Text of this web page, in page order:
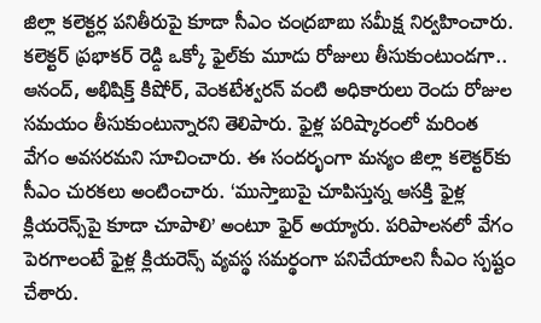
జిల్లా కలెక్టర్ల పనితీరుపై కూడా సీఎం చంద్రబాబు సమీక్ష నిర్వహించారు.
కలెక్టర్ ప్రభాకర్ రెడ్డి ఒక్కో ఫైల్‌కు మూడు రోజులు తీసుకుంటుండగా..
ఆనంద్, అభిషిక్త్ కిషోర్, వెంకటేశ్వరన్ వంటి అధికారులు రెండు రోజుల
సమయం తీసుకుంటున్నారని తెలిపారు. ఫైళ్ల పరిష్కారంలో మరింత
వేగం అవసరమని సూచించారు. ఈ సందర్భంగా మన్యం జిల్లా కలెక్టర్‌కు
సీఎం చురకలు అంటించారు. ‘ముస్తాబుపై చూపిస్తున్న ఆసక్తి ఫైళ్ల
క్లియరెన్స్‌పై కూడా చూపాలి’ అంటూ ఫైర్ అయ్యారు. పరిపాలనలో వేగం
పెరగాలంటే ఫైళ్ల క్లియరెన్స్ వ్యవస్థ సమర్థంగా పనిచేయాలని సీఎం స్పష్టం
చేశారు.